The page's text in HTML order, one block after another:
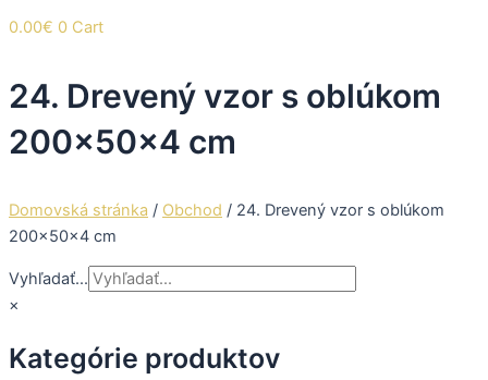
0.00€ 0 Cart
24. Drevený vzor s oblúkom
200x50x4 cm
Domovská stránka / Obchod / 24. Drevený vzor s oblúkom
200x50x4 cm
Vyhľadať...
×
Kategórie produktov